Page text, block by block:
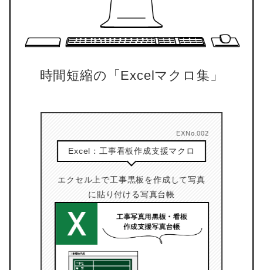
時間短縮の「Excelマクロ集」
EXNo.002
Excel：工事看板作成支援マクロ
エクセル上で工事黒板を作成して写真
に貼り付ける写真台帳